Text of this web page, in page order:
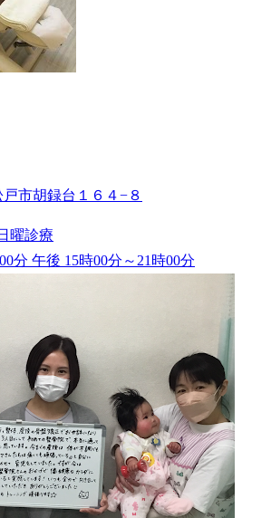
戸市胡録台１６４−８
曜診療
分 午後 15時00分～21時00分